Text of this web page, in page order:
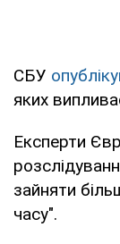
СБУ
яких
Експерти
зайняти
часу".